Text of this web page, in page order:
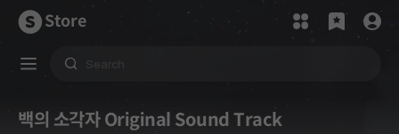
Store
백의 소각자 Original Sound Track